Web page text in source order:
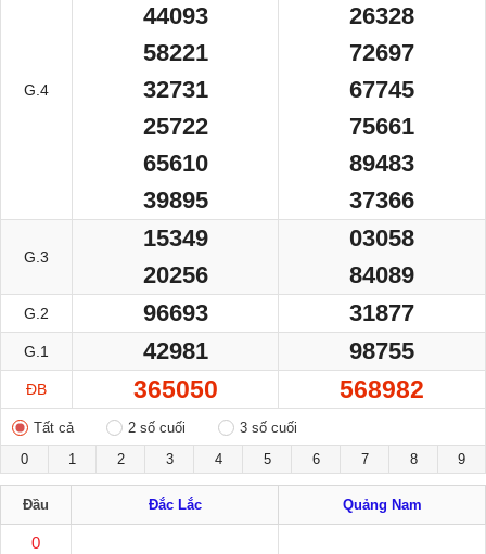
G.4
44093
58221
32731
25722
65610
39895
26328
72697
67745
75661
89483
37366
G.3
15349
20256
03058
84089
G.2 96693 31877
G.1 42981 98755
ĐB 365050 568982
Tất cả 2 số cuối
3 số cuối
0
1 2 3 4 5 6 7 8 9
Đầu Đắc Lắc Quảng Nam
0